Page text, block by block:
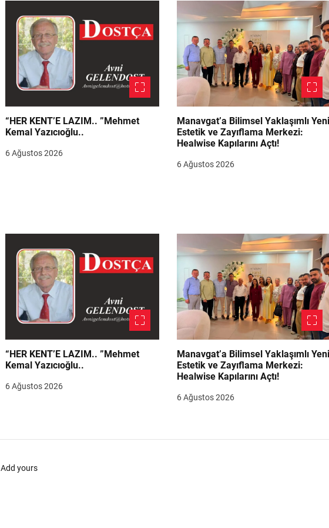
“HER KENT’E LAZIM.. ”Mehmet
Kemal Yazıcıoğlu..
6 Ağustos 2026
Manavgat’a Bilimsel Yaklaşımlı
Estetik ve Zayıflama Merkezi:
Healwise Kapılarını Açtı!
6 Ağustos 2026
“HER KENT’E LAZIM.. ”Mehmet
Kemal Yazıcıoğlu..
6 Ağustos 2026
Manavgat’a Bilimsel Yaklaşımlı
Estetik ve Zayıflama Merkezi:
Healwise Kapılarını Açtı!
6 Ağustos 2026
Add yours